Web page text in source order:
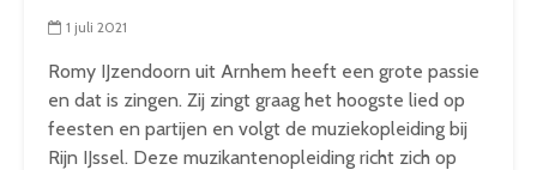
1 juli 2021
Romy IJzendoorn uit Arnhem heeft een grote passie
en dat is zingen. Zij zingt graag het hoogste lied op
feesten en partijen en volgt de muziekopleiding bij
Rijn IJssel. Deze muzikantenopleiding richt zich op